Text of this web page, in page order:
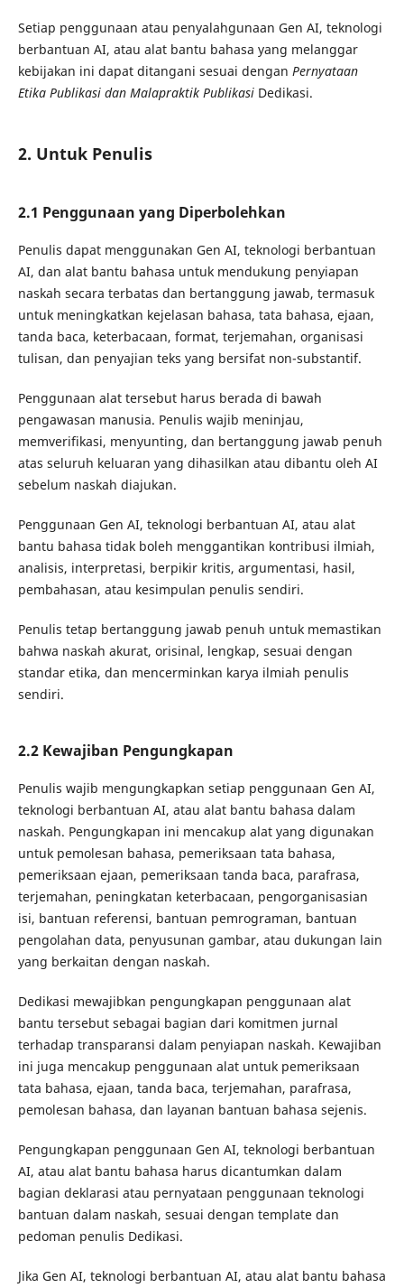
Setiap penggunaan atau penyalahgunaan Gen AI, teknologi
berbantuan AI, atau alat bantu bahasa yang melanggar
kebijakan ini dapat ditangani sesuai dengan Pernyataan
Etika Publikasi dan Malapraktik PublikasiDedikasi.
2. Untuk Penulis
2.1 Penggunaan yang Diperbolehkan
Penulis dapat menggunakan Gen AI, teknologi berbantuan
AI, dan alat bantu bahasa untuk mendukung penyiapan
naskah secara terbatas dan bertanggung jawab, termasuk
untuk meningkatkan kejelasan bahasa, tata bahasa, ejaan,
tanda baca, keterbacaan, format, terjemahan, organisasi
tulisan, dan penyajian teks yang bersifat non-substantif.
Penggunaan alat tersebut harus berada di bawah
pengawasan manusia. Penulis wajib meninjau,
memverifikasi, menyunting, dan bertanggung jawab penuh
atas seluruh keluaran yang dihasilkan atau dibantu oleh AI
sebelum naskah diajukan.
Penggunaan Gen AI, teknologi berbantuan AI, atau alat
bantu bahasa tidak boleh menggantikan kontribusi ilmiah,
analisis, interpretasi, berpikir kritis, argumentasi, hasil,
pembahasan, atau kesimpulan penulis sendiri.
Penulis tetap bertanggung jawab penuh untuk memastikan
bahwa naskah akurat, orisinal, lengkap, sesuai dengan
standar etika, dan mencerminkan karya ilmiah penulis
sendiri.
2.2 Kewajiban Pengungkapan
Penulis wajib mengungkapkan setiap penggunaan Gen AI,
teknologi berbantuan AI, atau alat bantu bahasa dalam
naskah. Pengungkapan ini mencakup alat yang digunakan
untuk pemolesan bahasa, pemeriksaan tata bahasa,
pemeriksaan ejaan, pemeriksaan tanda baca, parafrasa,
terjemahan, peningkatan keterbacaan, pengorganisasian
isi, bantuan referensi, bantuan pemrograman, bantuan
pengolahan data, penyusunan gambar, atau dukungan lain
yang berkaitan dengan naskah.
Dedikasi mewajibkan pengungkapan penggunaan alat
bantu tersebut sebagai bagian dari komitmen jurnal
terhadap transparansi dalam penyiapan naskah. Kewajiban
ini juga mencakup penggunaan alat untuk pemeriksaan
tata bahasa, ejaan, tanda baca, terjemahan, parafrasa,
pemolesan bahasa, dan layanan bantuan bahasa sejenis.
Pengungkapan penggunaan Gen AI, teknologi berbantuan
AI, atau alat bantu bahasa harus dicantumkan dalam
bagian deklarasi atau pernyataan penggunaan teknologi
bantuan dalam naskah, sesuai dengan template dan
pedoman penulis Dedikasi.
Jika Gen AI, teknologi berbantuan AI, atau alat bantu bahasa